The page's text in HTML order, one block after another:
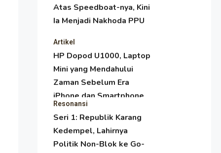
Atas Speedboat-nya, Kini
Ia Menjadi Nakhoda PPU
Artikel
HP Dopod U1000, Laptop
Mini yang Mendahului
Zaman Sebelum Era
iPhone dan Smartphone
Resonansi
Seri 1: Republik Karang
Kedempel, Lahirnya
Politik Non-Blok ke Go-